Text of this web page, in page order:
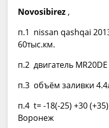
Novosibirez ,
п.1 nissan qashqai
60тыс.км.
п.2 двигатель
п.3 объём заливки
п.4 t= -18(-25) +30
Воронеж